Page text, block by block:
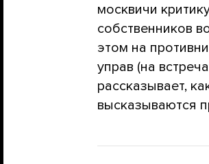
москвичи
собственников
этом на
управ (на
рассказывает,
высказываются